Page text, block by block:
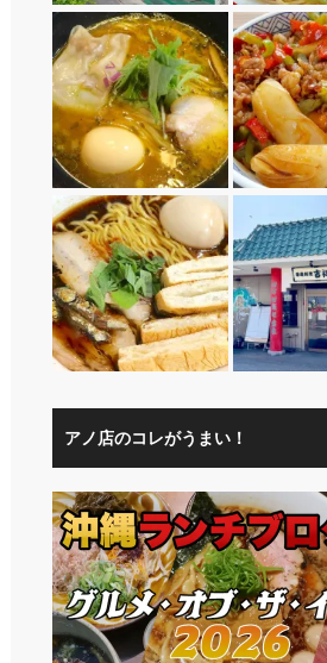
アノ店のコレがうまい！